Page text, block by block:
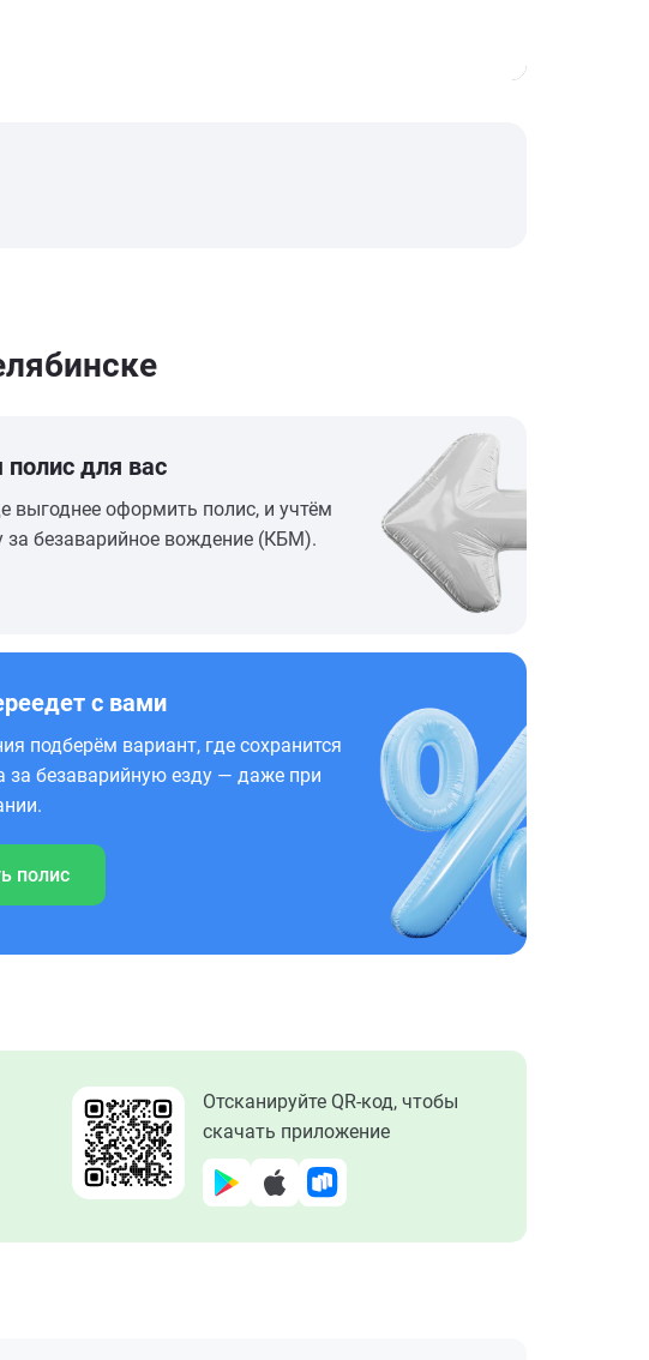
для вас
выгоднее оформить полис, и учтём
за безаварийное вождение (КБМ).
с вами
подберём вариант, где сохранится
за безаварийную езду — даже при
полис
Отсканируйте QR-код, чтобы
скачать приложение